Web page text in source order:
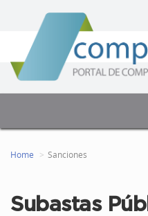
Home Sanciones
Subastas